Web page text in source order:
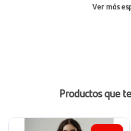
Ver más
Productos que